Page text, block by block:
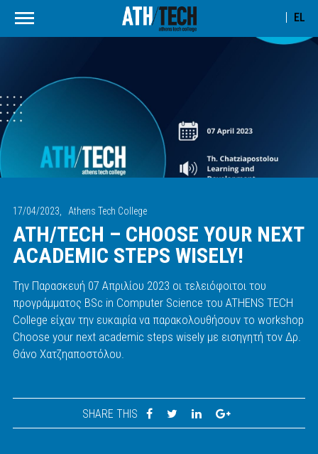
EL
17/04/2023, Athens Tech College
ATH/TECH – CHOOSE YOUR NEXT
ACADEMIC STEPS WISELY!
Την Παρασκευή 07 Απριλίου 2023 οι τελειόφοιτοι του
προγράμματος BSc in Computer Science του ATHENS TECH
College είχαν την ευκαιρία να παρακολουθήσουν το workshop
Choose your next academic steps wisely με εισηγητή τον Δρ.
Θάνο Χατζηαποστόλου.
SHARE THIS